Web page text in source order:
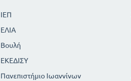
ΙΕΠ
ΕΛΙΑ
Βουλή
ΕΚΕΔΙΣΥ
Πανεπιστήμιο Ιωαννίνων